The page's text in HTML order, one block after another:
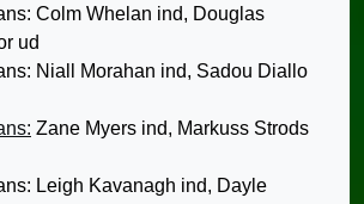
Colm Whelan ind, Douglas
ud
Niall Morahan ind, Sadou Diallo
Zane Myers ind, Markuss Strods
Leigh Kavanagh ind, Dayle